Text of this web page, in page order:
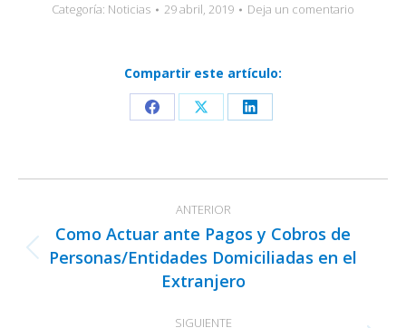
Categoría: Noticias 29 abril, 2019 Deja un comentario
Compartir este artículo:
Share
Facebook
Share
X
Share
LinkedIn
entre
publicaciones
ANTERIOR
Publicación
anterior:
Como Actuar ante Pagos y Cobros de
Personas/Entidades Domiciliadas en el
Extranjero
SIGUIENTE